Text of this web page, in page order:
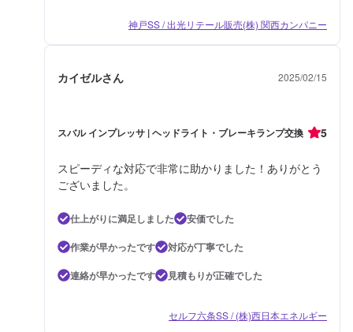
神戸SS / 出光リテール販売(株) 関西カンパニー
カイゼルさん 2025/02/15
スバル インプレッサ | ヘッドライト・ブレーキランプ交換 5
スピーディな対応で非常に助かりました！ありがとう
ございました。
仕上がりに満足しました
安価でした
作業が早かったです
対応が丁寧でした
連絡が早かったです
見積もりが正確でした
セルフ六条SS / (株)西日本エネルギー